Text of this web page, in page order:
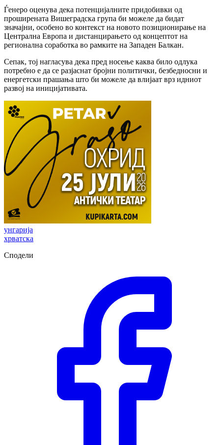
Ѓенеро оценува дека потенцијалните придобивки од
проширената Вишеградска група би можеле да бидат
значајни, особено во контекст на новото позиционирање на
Централна Европа и дистанцирањето од концептот на
регионална соработка во рамките на Западен Балкан.
Сепак, тој нагласува дека пред носење каква било одлука
потребно е да се разјаснат бројни политички, безбедносни и
енергетски прашања што би можеле да влијаат врз идниот
развој на иницијативата.
унгарија
хрватска
Сподели